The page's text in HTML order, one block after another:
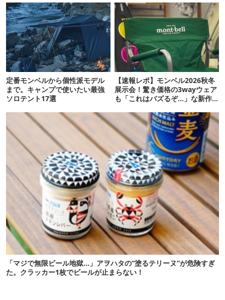
定番モンベルから個性派モデル
まで。キャンプで使いたい最強
ソロテント17選
【速報レポ】モンベル2026秋冬
展示会！驚き価格の3wayウェア
も「これはバズるぞ…」な新作
「マジで無限ビール地獄…」アヲハタの“塗るテリーヌ”が危険すぎ
た。クラッカー1枚でビールが止まらない！